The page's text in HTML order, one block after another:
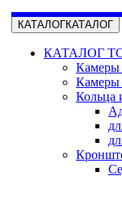
КАТАЛОГКАТАЛОГ
КАТАЛОГ
Камеры
Камеры
Кольца